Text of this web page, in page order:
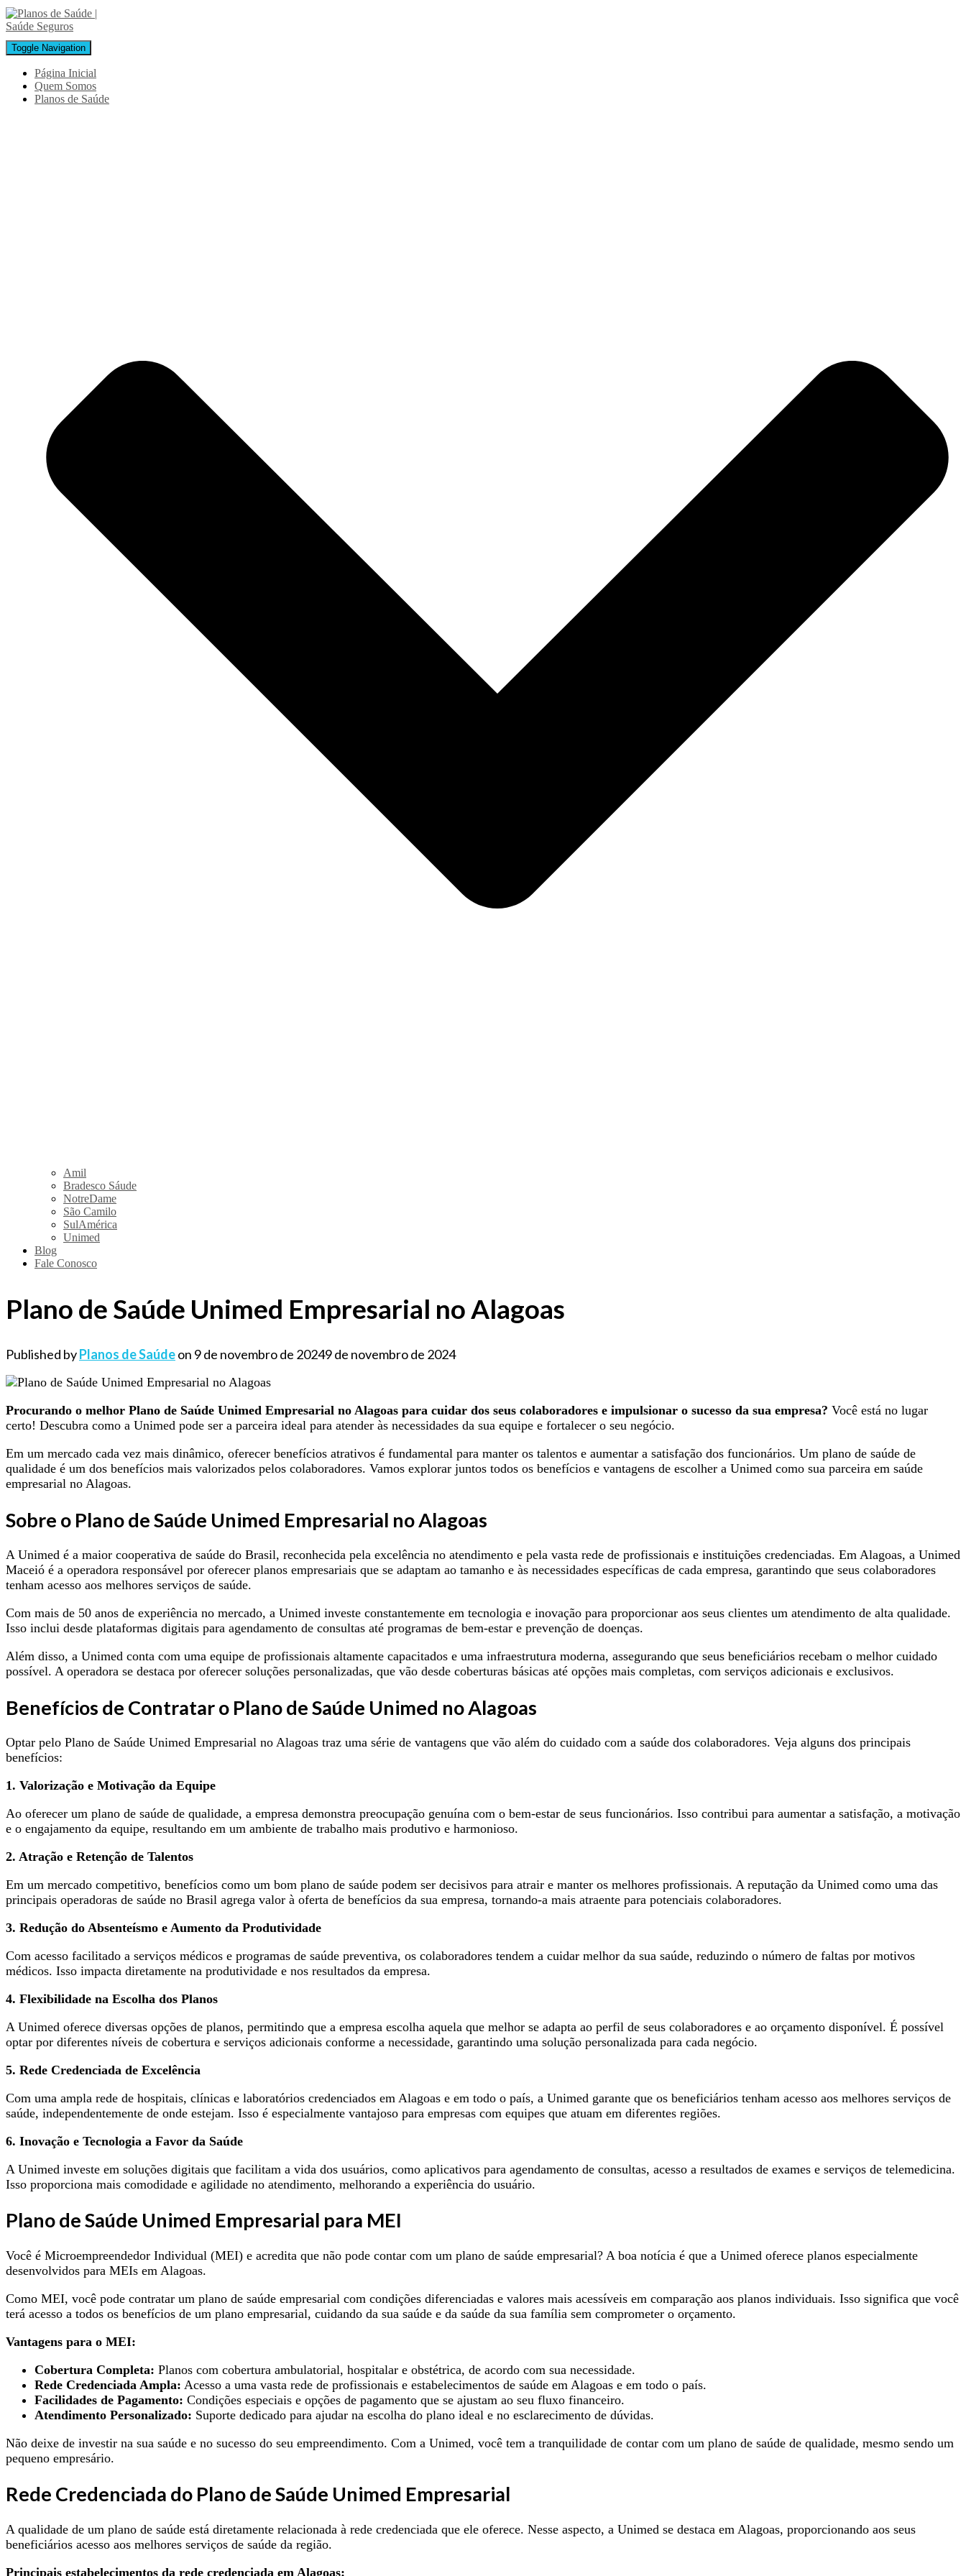
Toggle Navigation
Página Inicial
Quem Somos
Planos de Saúde
Amil
Bradesco Sáude
NotreDame
São Camilo
SulAmérica
Unimed
Blog
Fale Conosco
Plano de Saúde Unimed Empresarial no Alagoas
Published byPlanos de Saúdeon 9 de novembro de 20249 de novembro de 2024
Procurando o melhor Plano de Saúde Unimed Empresarial no Alagoas para cuidar dos seus colaboradores e impulsionar o sucesso da sua empresa? Você está no lugar
certo! Descubra como a Unimed pode ser a parceira ideal para atender às necessidades da sua equipe e fortalecer o seu negócio.
Em um mercado cada vez mais dinâmico, oferecer benefícios atrativos é fundamental para manter os talentos e aumentar a satisfação dos funcionários. Um plano de saúde de
qualidade é um dos benefícios mais valorizados pelos colaboradores. Vamos explorar juntos todos os benefícios e vantagens de escolher a Unimed como sua parceira em saúde
empresarial no Alagoas.
Sobre o Plano de Saúde Unimed Empresarial no Alagoas
A Unimed é a maior cooperativa de saúde do Brasil, reconhecida pela excelência no atendimento e pela vasta rede de profissionais e instituições credenciadas. Em Alagoas, a Unimed
Maceió é a operadora responsável por oferecer planos empresariais que se adaptam ao tamanho e às necessidades específicas de cada empresa, garantindo que seus colaboradores
tenham acesso aos melhores serviços de saúde.
Com mais de 50 anos de experiência no mercado, a Unimed investe constantemente em tecnologia e inovação para proporcionar aos seus clientes um atendimento de alta qualidade.
Isso inclui desde plataformas digitais para agendamento de consultas até programas de bem-estar e prevenção de doenças.
Além disso, a Unimed conta com uma equipe de profissionais altamente capacitados e uma infraestrutura moderna, assegurando que seus beneficiários recebam o melhor cuidado
possível. A operadora se destaca por oferecer soluções personalizadas, que vão desde coberturas básicas até opções mais completas, com serviços adicionais e exclusivos.
Benefícios de Contratar o Plano de Saúde Unimed no Alagoas
Optar pelo Plano de Saúde Unimed Empresarial no Alagoas traz uma série de vantagens que vão além do cuidado com a saúde dos colaboradores. Veja alguns dos principais
benefícios:
1. Valorização e Motivação da Equipe
Ao oferecer um plano de saúde de qualidade, a empresa demonstra preocupação genuína com o bem-estar de seus funcionários. Isso contribui para aumentar a satisfação, a motivação
e o engajamento da equipe, resultando em um ambiente de trabalho mais produtivo e harmonioso.
2. Atração e Retenção de Talentos
Em um mercado competitivo, benefícios como um bom plano de saúde podem ser decisivos para atrair e manter os melhores profissionais. A reputação da Unimed como uma das
principais operadoras de saúde no Brasil agrega valor à oferta de benefícios da sua empresa, tornando-a mais atraente para potenciais colaboradores.
3. Redução do Absenteísmo e Aumento da Produtividade
Com acesso facilitado a serviços médicos e programas de saúde preventiva, os colaboradores tendem a cuidar melhor da sua saúde, reduzindo o número de faltas por motivos
médicos. Isso impacta diretamente na produtividade e nos resultados da empresa.
4. Flexibilidade na Escolha dos Planos
A Unimed oferece diversas opções de planos, permitindo que a empresa escolha aquela que melhor se adapta ao perfil de seus colaboradores e ao orçamento disponível. É possível
optar por diferentes níveis de cobertura e serviços adicionais conforme a necessidade, garantindo uma solução personalizada para cada negócio.
5. Rede Credenciada de Excelência
Com uma ampla rede de hospitais, clínicas e laboratórios credenciados em Alagoas e em todo o país, a Unimed garante que os beneficiários tenham acesso aos melhores serviços de
saúde, independentemente de onde estejam. Isso é especialmente vantajoso para empresas com equipes que atuam em diferentes regiões.
6. Inovação e Tecnologia a Favor da Saúde
A Unimed investe em soluções digitais que facilitam a vida dos usuários, como aplicativos para agendamento de consultas, acesso a resultados de exames e serviços de telemedicina.
Isso proporciona mais comodidade e agilidade no atendimento, melhorando a experiência do usuário.
Plano de Saúde Unimed Empresarial para MEI
Você é Microempreendedor Individual (MEI) e acredita que não pode contar com um plano de saúde empresarial? A boa notícia é que a Unimed oferece planos especialmente
desenvolvidos para MEIs em Alagoas.
Como MEI, você pode contratar um plano de saúde empresarial com condições diferenciadas e valores mais acessíveis em comparação aos planos individuais. Isso significa que você
terá acesso a todos os benefícios de um plano empresarial, cuidando da sua saúde e da saúde da sua família sem comprometer o orçamento.
Vantagens para o MEI:
Cobertura Completa: Planos com cobertura ambulatorial, hospitalar e obstétrica, de acordo com sua necessidade.
Rede Credenciada Ampla: Acesso a uma vasta rede de profissionais e estabelecimentos de saúde em Alagoas e em todo o país.
Facilidades de Pagamento: Condições especiais e opções de pagamento que se ajustam ao seu fluxo financeiro.
Atendimento Personalizado: Suporte dedicado para ajudar na escolha do plano ideal e no esclarecimento de dúvidas.
Não deixe de investir na sua saúde e no sucesso do seu empreendimento. Com a Unimed, você tem a tranquilidade de contar com um plano de saúde de qualidade, mesmo sendo um
pequeno empresário.
Rede Credenciada do Plano de Saúde Unimed Empresarial
A qualidade de um plano de saúde está diretamente relacionada à rede credenciada que ele oferece. Nesse aspecto, a Unimed se destaca em Alagoas, proporcionando aos seus
beneficiários acesso aos melhores serviços de saúde da região.
Principais estabelecimentos da rede credenciada em Alagoas: